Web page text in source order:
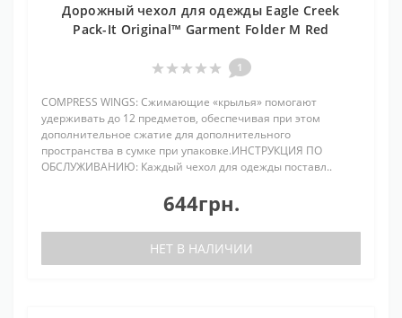
Дорожный чехол для одежды Eagle Creek
Pack-It Original™ Garment Folder M Red
1
COMPRESS WINGS: Сжимающие «крылья» помогают
удерживать до 12 предметов, обеспечивая при этом
дополнительное сжатие для дополнительного
пространства в сумке при упаковке.ИНСТРУКЦИЯ ПО
ОБСЛУЖИВАНИЮ: Каждый чехол для одежды поставл..
644грн.
НЕТ В НАЛИЧИИ